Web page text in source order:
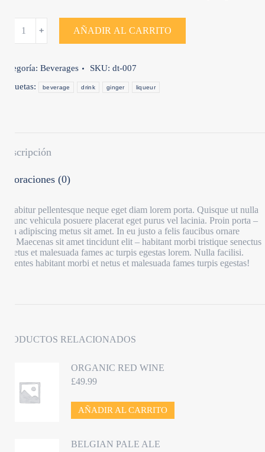
﹢ AÑADIR AL CARRITO
Categoría: Beverages SKU: dt-007
Etiquetas:
beverage drink ginger liqueur
Descripción
Valoraciones (0)
Curabitur pellentesque neque eget diam lorem porta. Quisque ut nulla
at nunc vehicula posuere placerat eget purus vel lacinia. Proin porta –
nibh adipiscing metus sit amet. In eu justo a felis faucibus ornare
vel. Maecenas sit amet tincidunt elit – habitant morbi tristique senectus
et netus et malesuada fames ac turpis egestas lorem. Nulla facilisi.
Pellentes habitant morbi et netus et malesuada fames turpis egestas!
PRODUCTOS RELACIONADOS
ORGANIC RED WINE
£49.99
AÑADIR AL CARRITO
BELGIAN PALE ALE